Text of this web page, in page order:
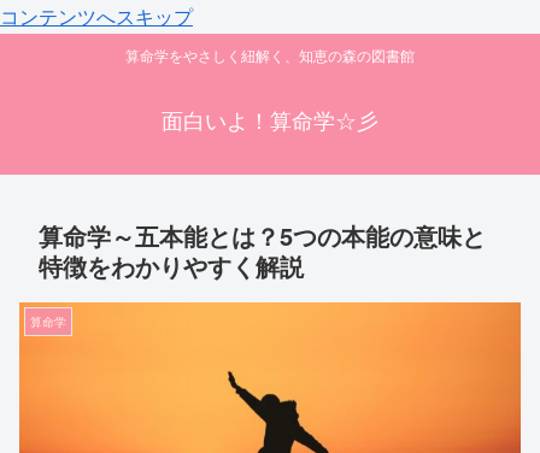
コンテンツへスキップ
算命学をやさしく紐解く、知恵の森の図書館
面白いよ！算命学☆彡
算命学～五本能とは？5つの本能の意味と
特徴をわかりやすく解説
算命学